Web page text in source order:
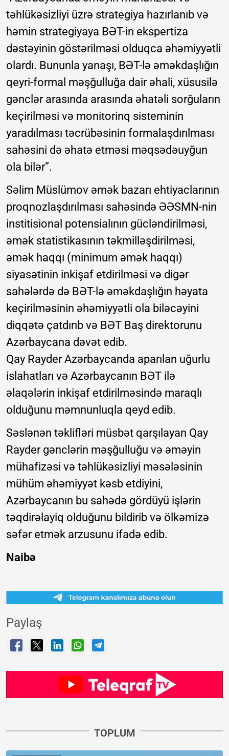
təhlükəsizliyi üzrə strategiya hazırlanıb və
həmin strategiyaya BƏT-in ekspertiza
dəstəyinin göstərilməsi olduqca əhəmiyyətli
olardı. Bununla yanaşı, BƏT-lə əməkdaşlığın
qeyri-formal məşğulluğa dair əhali, xüsusilə
gənclər arasında arasında əhatəli sorğuların
keçirilməsi və monitorinq sisteminin
yaradılması təcrübəsinin formalaşdırılması
sahəsini də əhatə etməsi məqsədəuyğun
ola bilər”.
Səlim Müslümov əmək bazarı ehtiyaclarının
proqnozlaşdırılması sahəsində ƏƏSMN-nin
institisional potensialının gücləndirilməsi,
əmək statistikasının təkmilləşdirilməsi,
əmək haqqı (minimum əmək haqqı)
siyasətinin inkişaf etdirilməsi və digər
sahələrdə də BƏT-lə əməkdaşlığın həyata
keçirilməsinin əhəmiyyətli ola biləcəyini
diqqətə çatdırıb və BƏT Baş direktorunu
Azərbaycana dəvət edib.
Qay Rayder Azərbaycanda aparılan uğurlu
islahatları və Azərbaycanın BƏT ilə
əlaqələrin inkişaf etdirilməsində maraqlı
olduğunu məmnunluqla qeyd edib.
Səslənən təklifləri müsbət qarşılayan Qay
Rayder gənclərin məşğulluğu və əməyin
mühafizəsi və təhlükəsizliyi məsələsinin
mühüm əhəmiyyət kəsb etdiyini,
Azərbaycanın bu sahədə gördüyü işlərin
təqdirəlayiq olduğunu bildirib və ölkəmizə
səfər etmək arzusunu ifadə edib.
Naibə
Paylaş
TOPLUM